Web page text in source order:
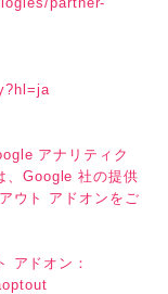
アナリティク
、Google 社の提供
ウト アドオンをご
アドオン：